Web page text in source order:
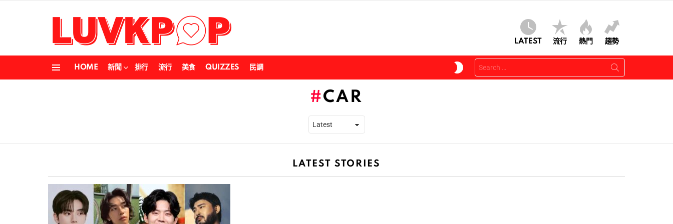
LATEST 流行 熱門 趨勢
HOME 新聞 排行 流行 美食 QUIZZES 民調
SKIN
Search
for:
CAR
LATEST STORIES